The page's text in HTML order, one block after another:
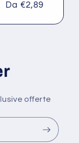
totali
Prezzo
Da €2,89
offerte